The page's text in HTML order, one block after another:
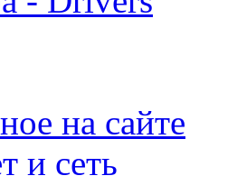
на сайте
и сеть